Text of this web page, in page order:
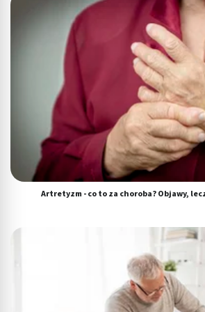
Artretyzm - co to za choroba? Objawy,
Cele przetwarzania inne niż IAB:
Niezbędne
Wydajność (Performance)
Reklama / śledzenie